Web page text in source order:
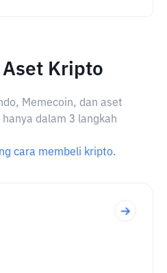
Kripto
Memecoin, dan aset
dalam 3 langkah
cara membeli kripto.